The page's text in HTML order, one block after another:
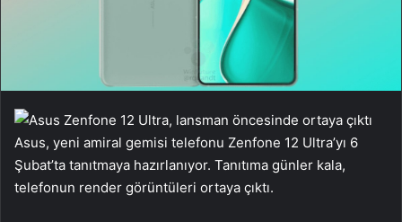
Asus, yeni amiral gemisi telefonu Zenfone 12 Ultra’yı 6
Şubat’ta tanıtmaya hazırlanıyor. Tanıtıma günler kala,
telefonun render görüntüleri ortaya çıktı.